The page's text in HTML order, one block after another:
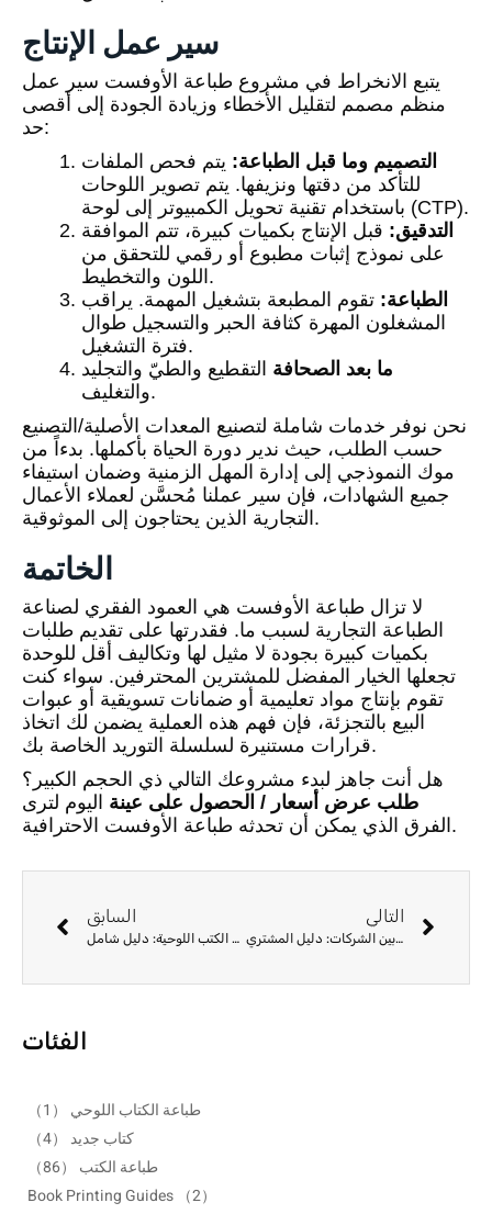
سير عمل الإنتاج
يتبع الانخراط في مشروع طباعة الأوفست سير عمل
منظم مصمم لتقليل الأخطاء وزيادة الجودة إلى أقصى
حد:
التصميم وما قبل الطباعة: يتم فحص الملفات
للتأكد من دقتها ونزيفها. يتم تصوير اللوحات
باستخدام تقنية تحويل الكمبيوتر إلى لوحة (CTP).
التدقيق: قبل الإنتاج بكميات كبيرة، تتم الموافقة
على نموذج إثبات مطبوع أو رقمي للتحقق من
اللون والتخطيط.
الطباعة: تقوم المطبعة بتشغيل المهمة. يراقب
المشغلون المهرة كثافة الحبر والتسجيل طوال
فترة التشغيل.
ما بعد الصحافة التقطيع والطيّ والتجليد
والتغليف.
نحن نوفر خدمات شاملة لتصنيع المعدات الأصلية/التصنيع
حسب الطلب، حيث ندير دورة الحياة بأكملها. بدءاً من
موك النموذجي إلى إدارة المهل الزمنية وضمان استيفاء
جميع الشهادات، فإن سير عملنا مُحسَّن لعملاء الأعمال
التجارية الذين يحتاجون إلى الموثوقية.
الخاتمة
لا تزال طباعة الأوفست هي العمود الفقري لصناعة
الطباعة التجارية لسبب ما. فقدرتها على تقديم طلبات
بكميات كبيرة بجودة لا مثيل لها وتكاليف أقل للوحدة
تجعلها الخيار المفضل للمشترين المحترفين. سواء كنت
تقوم بإنتاج مواد تعليمية أو ضمانات تسويقية أو عبوات
البيع بالتجزئة، فإن فهم هذه العملية يضمن لك اتخاذ
قرارات مستنيرة لسلسلة التوريد الخاصة بك.
هل أنت جاهز لبدء مشروعك التالي ذي الحجم الكبير؟
طلب عرض أسعار / الحصول على عينة اليوم لترى
الفرق الذي يمكن أن تحدثه طباعة الأوفست الاحترافية.
السابق
كشف النقاب عن فن وحرفة طباعة الكتب اللوحية: دليل شامل
التالي
طباعة كتالوجات مخصصة للتسويق بين الشركات: دليل المشتري
الفئات
طباعة الكتاب اللوحي （1）
كتاب جديد （4）
طباعة الكتب （86）
Book Printing Guides （2）